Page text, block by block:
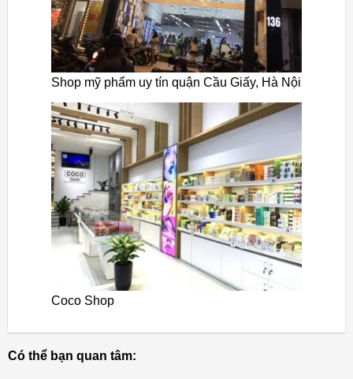
Shop mỹ phẩm uy tín quận Cầu Giấy, Hà Nội
Coco Shop
Có thể bạn quan tâm: